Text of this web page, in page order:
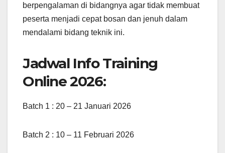
berpengalaman di bidangnya agar tidak membuat
peserta menjadi cepat bosan dan jenuh dalam
mendalami bidang teknik ini.
Jadwal Info Training
Online 2026:
Batch 1 : 20 – 21 Januari 2026
Batch 2 : 10 – 11 Februari 2026